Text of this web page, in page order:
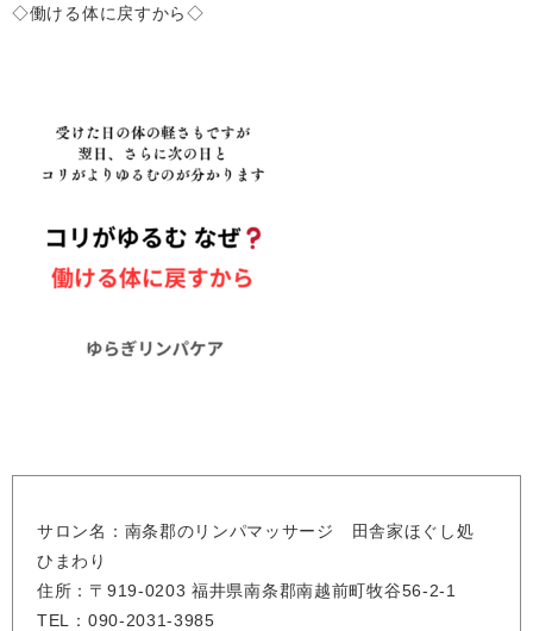
◇働ける体に戻すから◇
サロン名：南条郡のリンパマッサージ 田舎家ほぐし処
ひまわり
住所：〒919-0203 福井県南条郡南越前町牧谷56-2-1
TEL：090-2031-3985